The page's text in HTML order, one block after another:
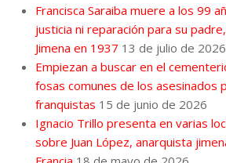
Francisca Saraiba muere a los 99
justicia ni reparación para su
Jimena en 1937 13 de julio de 2026
Empiezan a buscar en el
fosas comunes de los asesinados
franquistas 15 de junio de 2026
Ignacio Trillo presenta en varias
sobre Juan López, anarquista